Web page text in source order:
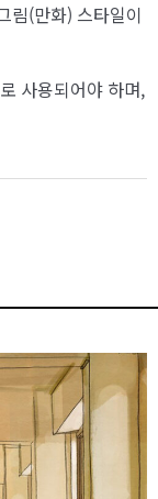
림(만화) 스타일이
사용되어야 하며,